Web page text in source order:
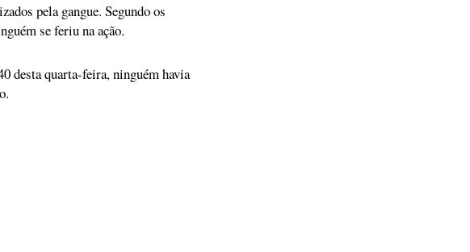
pela gangue. Segundo os
se feriu na ação.
desta quarta-feira, ninguém havia